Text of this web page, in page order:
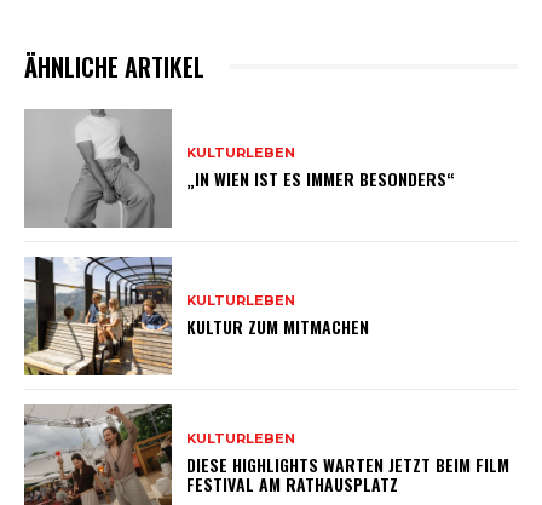
ÄHNLICHE ARTIKEL
KULTURLEBEN
„IN WIEN IST ES IMMER BESONDERS“
KULTURLEBEN
KULTUR ZUM MITMACHEN
KULTURLEBEN
DIESE HIGHLIGHTS WARTEN JETZT BEIM FILM
FESTIVAL AM RATHAUSPLATZ